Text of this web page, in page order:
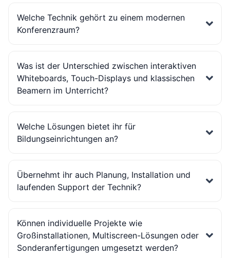
Welche Technik gehört zu einem modernen
Konferenzraum?
Was ist der Unterschied zwischen interaktiven
Whiteboards, Touch-Displays und klassischen
Beamern im Unterricht?
Welche Lösungen bietet ihr für
Bildungseinrichtungen an?
Übernehmt ihr auch Planung, Installation und
laufenden Support der Technik?
Können individuelle Projekte wie
Großinstallationen, Multiscreen-Lösungen oder
Sonderanfertigungen umgesetzt werden?